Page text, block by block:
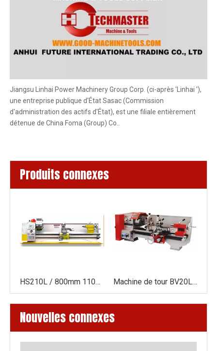
Jiangsu Linhai Power Machinery Group Corp. (ci-après 'Linhai '),
une entreprise publique d'État Sasac (Commission
d'administration des actifs d'État), est une filiale entièrement
détenue de China Foma (Group) Co..
Produits connexes
HS210L / 800mm 1100W MOTEUR sans balay Machine de tour BV20L-1 pour métal
Nouvelles connexes